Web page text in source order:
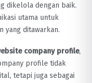
dikelola dengan baik.
utama untuk
yang ditawarkan.
company profile,
profile tidak
tetapi juga sebagai